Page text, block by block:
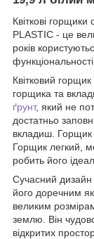
Квіткові
PLASTIC - це
років
Квітковий
горщика та
ґрунт, який не
достатньо
вкладиш. Горщик
Горщик легкий,
робить його
Сучасний дизайн
його доречним
великим
землю. Він
відкритих